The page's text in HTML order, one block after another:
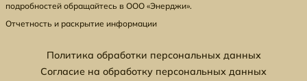
подробностей обращайтесь в ООО «Энерджи».
Отчетность и раскрытие информации
Политика обработки персональных данных
Согласие на обработку персональных данных